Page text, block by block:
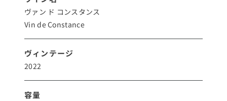
ヴァン ド コンスタンス
Vin de Constance
ヴィンテージ
2022
容量